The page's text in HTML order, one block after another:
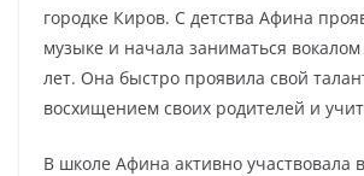
городке Киров. С детства Афина
музыке и начала заниматься вокалом
лет. Она быстро проявила свой
восхищением своих родителей и
В школе Афина активно участвовала